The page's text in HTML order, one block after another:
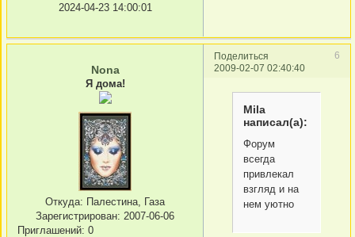
2024-04-23 14:00:01
Поделиться
6
2009-02-07 02:40:40
Nona
Я дома!
Откуда: Палестина, Газа
Зарегистрирован: 2007-06-06
Приглашений: 0
Mila
написал(а):
Форум
всегда
привлекал
взгляд и на
нем уютно